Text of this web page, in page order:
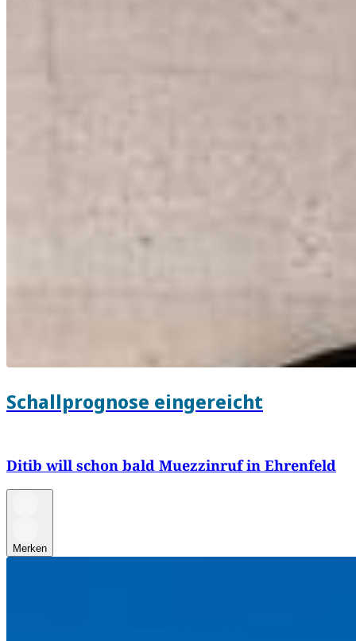
Schallprognose eingereicht
Ditib will schon bald Muezzinruf in Ehrenfeld
Merken